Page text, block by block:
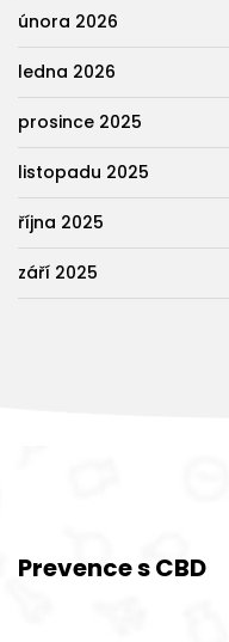
února 2026
ledna 2026
prosince 2025
listopadu 2025
října 2025
září 2025
Prevence s CBD